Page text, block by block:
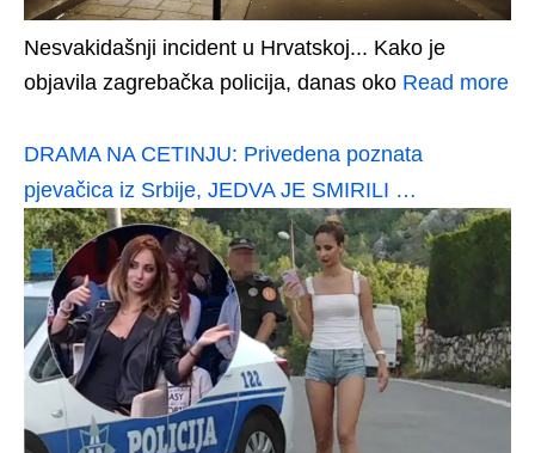
Nesvakidašnji incident u Hrvatskoj... Kako je
objavila zagrebačka policija, danas oko Read more
DRAMA NA CETINJU: Privedena poznata
pjevačica iz Srbije, JEDVA JE SMIRILI …